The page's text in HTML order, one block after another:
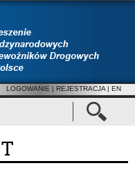
LOGOWANIE | REJESTRACJA | EN